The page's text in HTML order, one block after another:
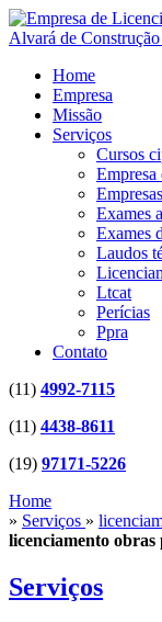
Home
Empresa
Missão
Serviços
Cursos
Exames
Exames
Laudos
Ltcat
Perícias
Ppra
Contato
(11) 4992-7115
(11) 4438-8611
(19) 97171-5226
Home
» Serviços »
licenciamento
Serviços